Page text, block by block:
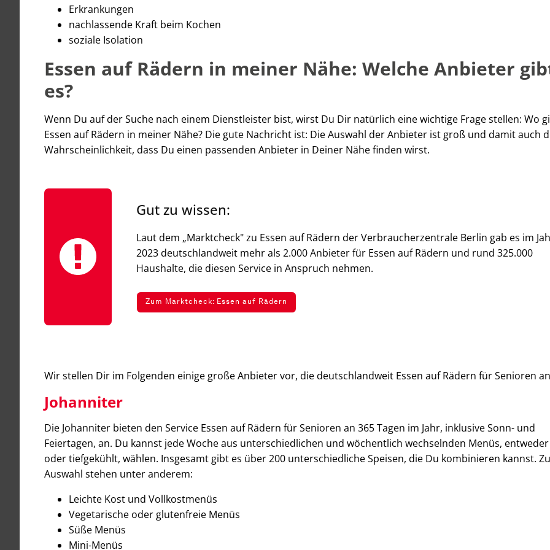
Erkrankungen
nachlassende Kraft beim Kochen
soziale Isolation
Essen auf Rädern in meiner Nähe: Welche Anbieter
es?
Wenn Du auf der Suche nach einem Dienstleister bist, wirst Du Dir natürlich eine wichtige Frage stellen: Wo
Essen auf Rädern in meiner Nähe? Die gute Nachricht ist: Die Auswahl der Anbieter ist groß und damit auch
Wahrscheinlichkeit, dass Du einen passenden Anbieter in Deiner Nähe finden wirst.
Gut zu wissen:
Laut dem „Marktcheck" zu Essen auf Rädern der Verbraucherzentrale Berlin gab es im
2023 deutschlandweit mehr als 2.000 Anbieter für Essen auf Rädern und rund 325.000
Haushalte, die diesen Service in Anspruch nehmen.
Zum Marktcheck: Essen auf Rädern
Wir stellen Dir im Folgenden einige große Anbieter vor, die deutschlandweit Essen auf Rädern für Senioren
Johanniter
Die Johanniter bieten den Service Essen auf Rädern für Senioren an 365 Tagen im Jahr, inklusive Sonn- und
Feiertagen, an. Du kannst jede Woche aus unterschiedlichen und wöchentlich wechselnden Menüs,
oder tiefgekühlt, wählen. Insgesamt gibt es über 200 unterschiedliche Speisen, die Du kombinieren kannst.
Auswahl stehen unter anderem:
Leichte Kost und Vollkostmenüs
Vegetarische oder glutenfreie Menüs
Süße Menüs
Mini-Menüs